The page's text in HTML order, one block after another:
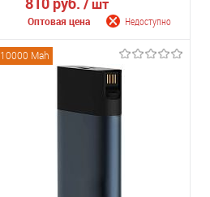
/ шт
Оптовая цена Недоступно
Сообщить о поступлении
К сравнению
10000 Mah